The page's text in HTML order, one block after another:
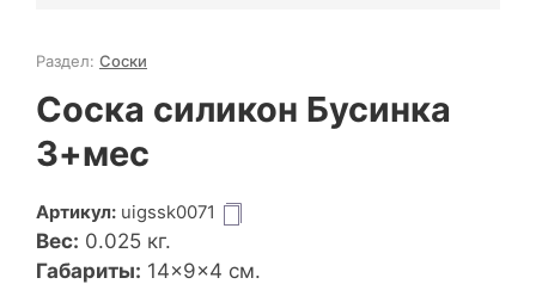
Раздел: Соски
Соска силикон Бусинка
3+мес
Артикул: uigssk0071
Вес: 0.025 кг.
Габариты: 14×9×4 см.